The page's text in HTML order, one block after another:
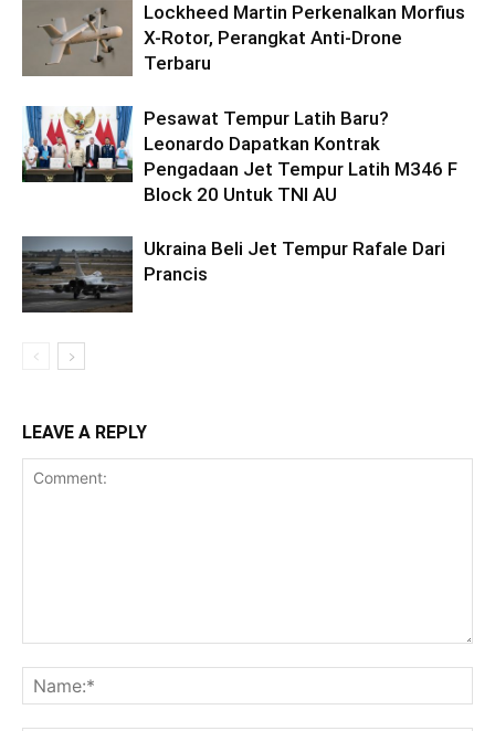
Lockheed Martin Perkenalkan Morfius
X-Rotor, Perangkat Anti-Drone
Terbaru
Pesawat Tempur Latih Baru?
Leonardo Dapatkan Kontrak
Pengadaan Jet Tempur Latih M346 F
Block 20 Untuk TNI AU
Ukraina Beli Jet Tempur Rafale Dari
Prancis
LEAVE A REPLY